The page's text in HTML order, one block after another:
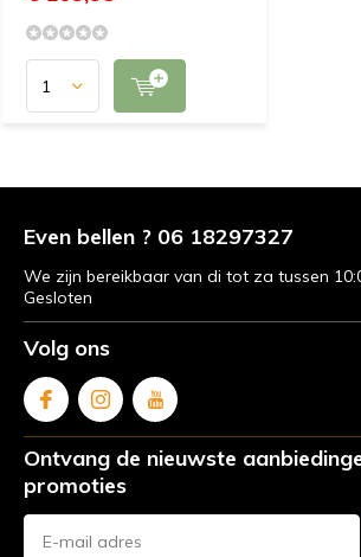
Even bellen ? 06 18297327
We zijn bereikbaar van di tot za tussen
Gesloten
Volg ons
Ontvang de nieuwste
promoties